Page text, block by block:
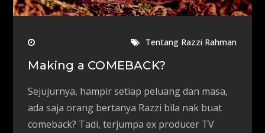
Tentang Razzi Rahman
Making a COMEBACK?
Sejujurnya, hampir setiap peluang dan masa,
ada saja orang bertanya Razzi bila nak buat
comeback? Tadi, terjumpa ex producer TV